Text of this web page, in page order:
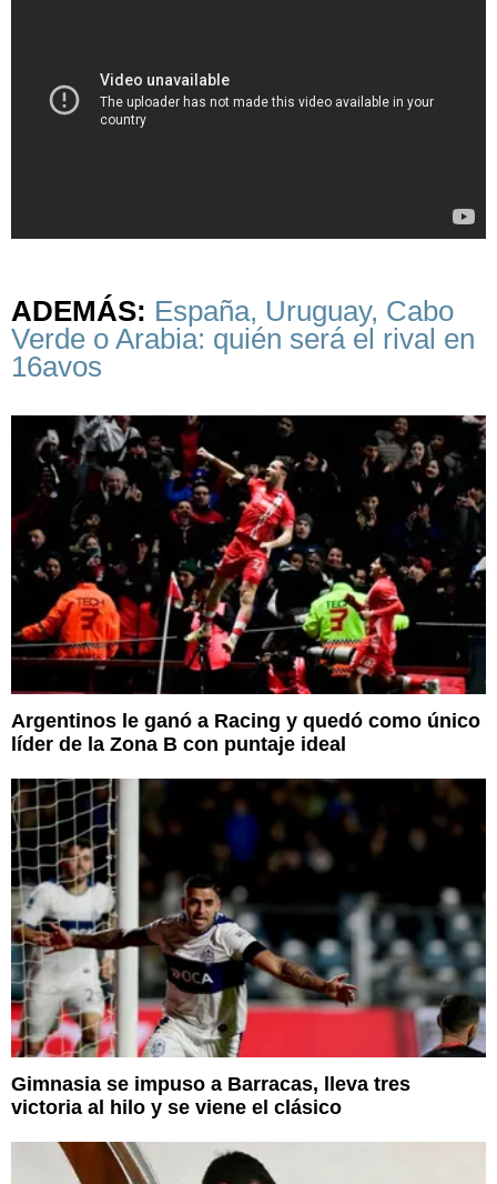
ADEMÁS: España, Uruguay, Cabo
Verde o Arabia: quién será el rival en
16avos
Argentinos le ganó a Racing y quedó como único
líder de la Zona B con puntaje ideal
Gimnasia se impuso a Barracas, lleva tres
victoria al hilo y se viene el clásico